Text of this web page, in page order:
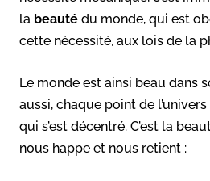
la beauté du monde, qui est
cette nécessité, aux lois de la
Le monde est ainsi beau dans
aussi, chaque point de
qui s’est décentré. C’est la
nous happe et nous retient :